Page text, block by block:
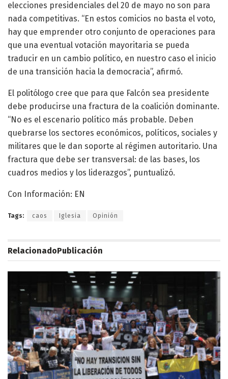
elecciones presidenciales del 20 de mayo no son para
nada competitivas. “En estos comicios no basta el voto,
hay que emprender otro conjunto de operaciones para
que una eventual votación mayoritaria se pueda
traducir en un cambio político, en nuestro caso el inicio
de una transición hacia la democracia”, afirmó.
El politólogo cree que para que Falcón sea presidente
debe producirse una fractura de la coalición dominante.
“No es el escenario político más probable. Deben
quebrarse los sectores económicos, políticos, sociales y
militares que le dan soporte al régimen autoritario. Una
fractura que debe ser transversal: de las bases, los
cuadros medios y los liderazgos”, puntualizó.
Con Información: EN
Tags: caos Iglesia Opinión
RelacionadoPublicación